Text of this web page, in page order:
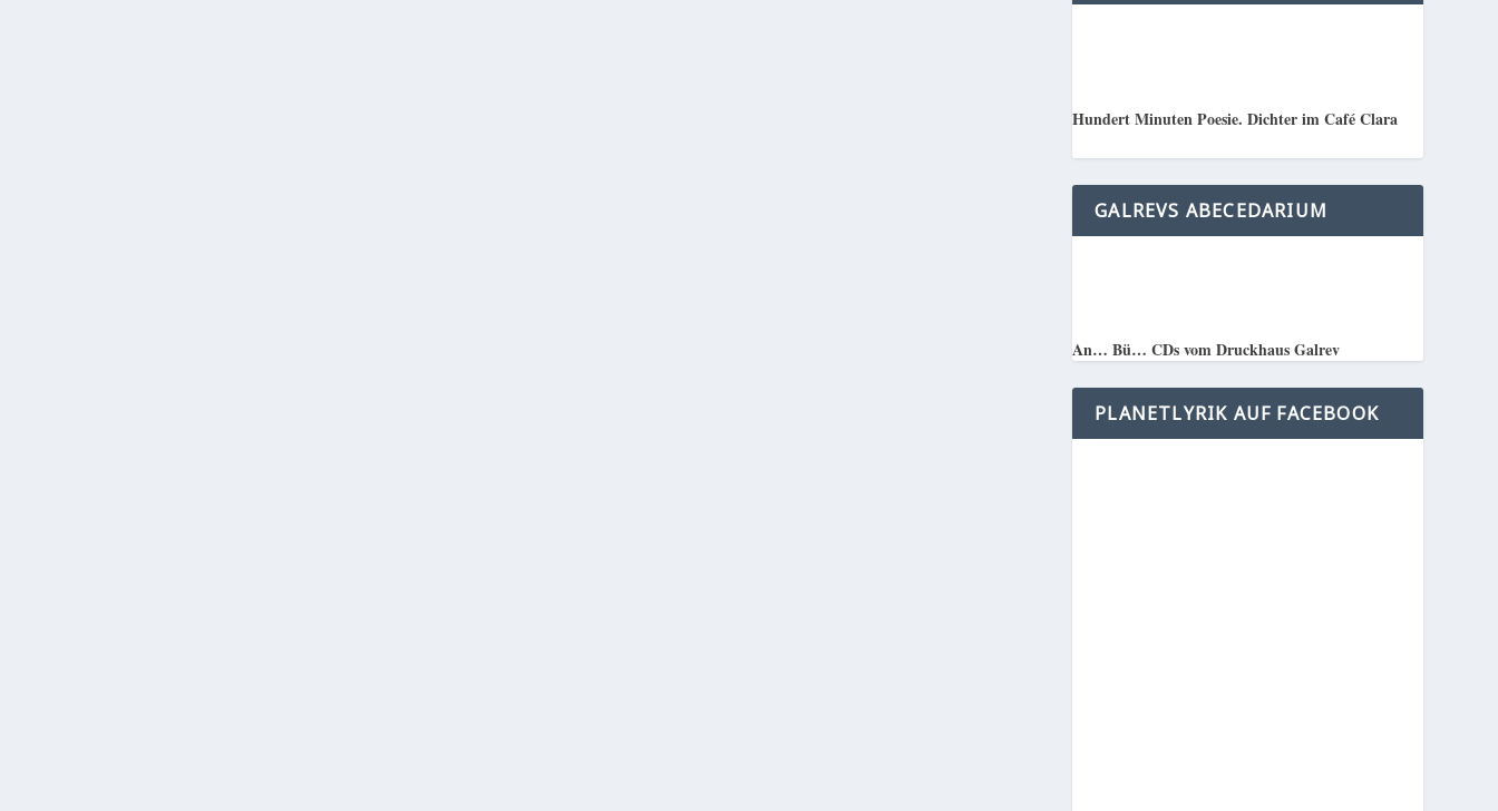
Hundert Minuten Poesie. Dichter im Café Clara
GALREVS ABECEDARIUM
An… Bü… CDs vom Druckhaus Galrev
PLANETLYRIK AUF FACEBOOK